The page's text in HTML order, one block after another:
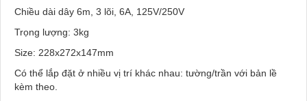
Chiều dài dây 6m, 3 lõi, 6A, 125V/250V
Trọng lượng: 3kg
Size: 228x272x147mm
Có thể lắp đặt ở nhiều vị trí khác nhau: tường/trần với bản lề
kèm theo.